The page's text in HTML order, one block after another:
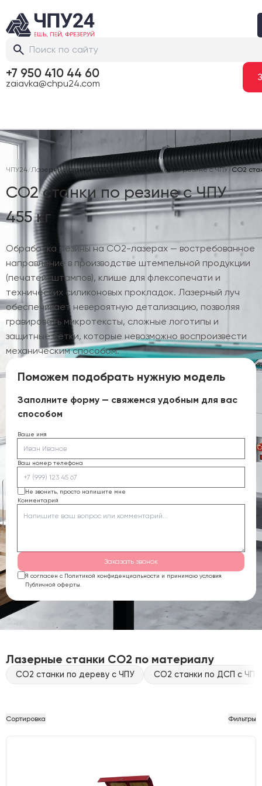
+7 950 410 44 60
zaiavka@chpu24.com
ЧПУ24/Лазерные станки CO2 с ЧПУ CO2 станки по резине с ЧПУ/CO2
CO2 станки по резине с ЧПУ
455 кг
Обработка резины на CO2-лазерах — востребованное
направление в производстве штемпельной продукции
(печатей, штампов), клише для флексопечати и
технических силиконовых прокладок. Лазерный луч
обеспечивает невероятную детализацию, позволяя
гравировать микротексты, сложные логотипы и
защитные сетки, которые невозможно воспроизвести
механическим способом.
Поможем подобрать нужную модель
Заполните форму — свяжемся удобным для вас
способом
Ваше имя
Ваш номер телефона
Не звонить, просто напишите мне
Комментарий
Заказать звонок
Я согласен с Политикой конфиденциальности и принимаю условия
Публичной оферты.
Лазерные станки CO2 по материалу
CO2 станки по дереву с ЧПУ CO2 станки по ДСП с ЧПУ
Сортировка Фильтры